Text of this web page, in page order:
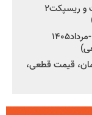
شروع فروش بدون قرعه‌کشی فیدلیتی الیت و ریسپکت۲
شروع ثبت‌نام چانگان CS۵۵ پلاس از امروز -مرداد۱۴۰۵
اسپورتیج -مرداد۱۴۰۵ (+زمان، قیمت قطعی،